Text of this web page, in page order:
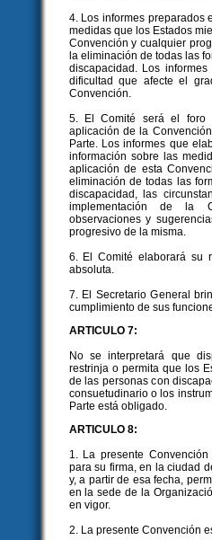
4. Los informes preparados
medidas que los Estados
Convención y cualquier
la eliminación de todas las
discapacidad. Los
dificultad que afecte el
Convención.
5. El Comité será el foro
aplicación de la
Parte. Los informes que
información sobre las
aplicación de esta
eliminación de todas las
discapacidad, las
implementación de la
observaciones y
progresivo de la misma.
6. El Comité elaborará su
absoluta.
7. El Secretario General
cumplimiento de sus
ARTICULO 7:
No se interpretará que
restrinja o permita que los
de las personas con
consuetudinario o los
Parte está obligado.
ARTICULO 8:
1. La presente
para su firma, en la ciudad
y, a partir de esa fecha,
en la sede de la
en vigor.
2. La presente Convención